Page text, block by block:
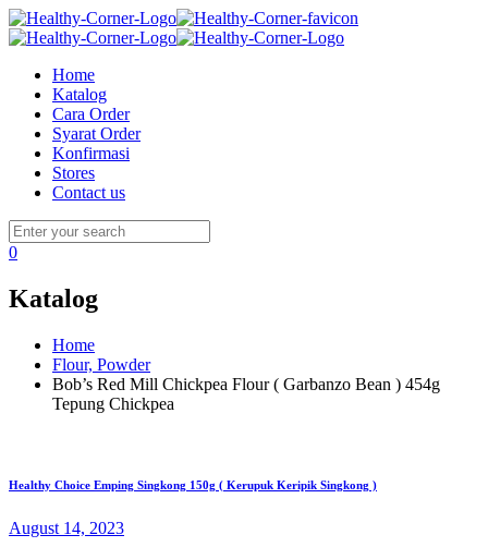
Home
Katalog
Cara Order
Syarat Order
Konfirmasi
Stores
Contact us
0
Katalog
Home
Flour, Powder
Bob’s Red Mill Chickpea Flour ( Garbanzo Bean ) 454g
Tepung Chickpea
Healthy Choice Emping Singkong 150g ( Kerupuk Keripik Singkong )
August 14, 2023